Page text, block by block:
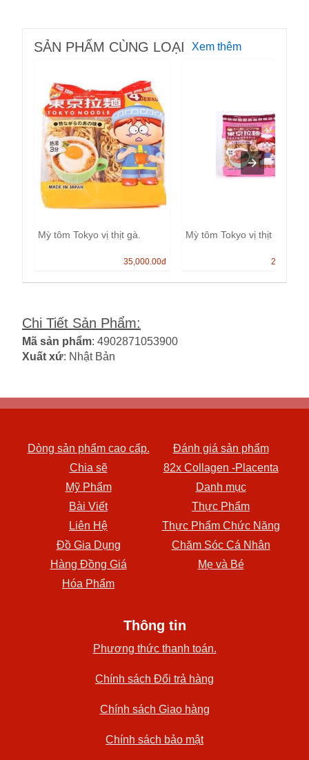
SẢN PHẨM CÙNG LOẠI Xem thêm
Mỳ tôm Tokyo vị thịt gà.
35,000.00đ
Mỳ tôm Tokyo vị thịt
25,000.00
Chi Tiết Sản Phẩm:
Mã sản phẩm: 4902871053900
Xuất xứ: Nhật Bản
Dòng sản phẩm cao cấp.
Đánh giá sản phẩm
Chia sẽ
82x Collagen -Placenta
Mỹ Phẩm
Danh mục
Bài Viết
Thực Phẩm
Liên Hệ
Thực Phẩm Chức Năng
Đồ Gia Dụng
Chăm Sóc Cá Nhân
Hàng Đồng Giá
Mẹ và Bé
Hóa Phẩm
Thông tin
Phương thức thanh toán.
Chính sách Đổi trả hàng
Chính sách Giao hàng
Chính sách bảo mật